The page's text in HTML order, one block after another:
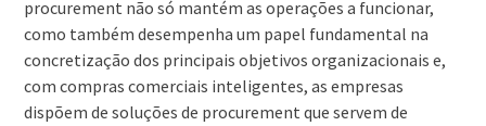
procurement não só mantém as operações a funcionar,
como também desempenha um papel fundamental na
concretização dos principais objetivos organizacionais e,
com compras comerciais inteligentes, as empresas
dispõem de soluções de procurement que servem de